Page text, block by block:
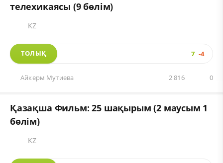
телехикаясы (9 бөлім)
KZ
ТОЛЫҚ 7 -4
Айкерм Мутиева 0
2 816
Қазақша Фильм: 25 шақырым (2 маусым 1
бөлім)
KZ